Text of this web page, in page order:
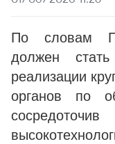
По словам
должен
реализации
органов по